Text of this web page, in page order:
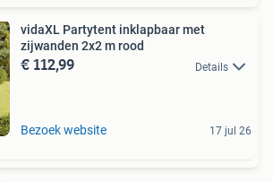
vidaXL Partytent inklapbaar met
zijwanden 2x2 m rood
€ 112,99 Details
Bezoek website 17 jul 26